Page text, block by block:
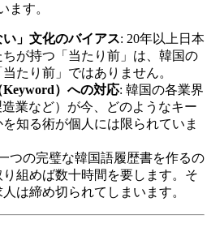
ます。
い」文化のバイアス: 20年以上日本
が持つ「当たり前」は、韓国の
たり前」ではありません。
）への対応: 韓国の各業界
造業など）が今、どのようなキー
知る術が個人には限られていま
つの完璧な韓国語履歴書を作るの
組めば数十時間を要します。そ
は締め切られてしまいます。